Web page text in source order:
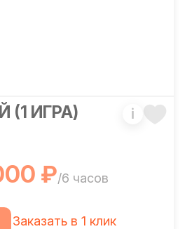
(1 ИГРА) i
₽/6 часов
Заказать в 1 клик